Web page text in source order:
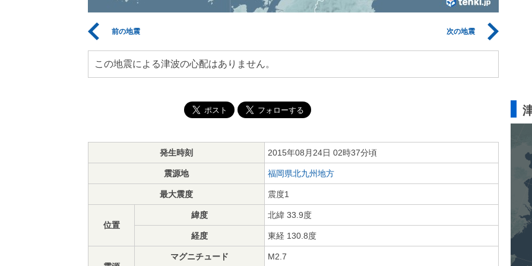
前の地震 次の地震
この地震による津波の心配はありません。
発生時刻 2015年08月24日 02時37分頃
震源地 福岡県北九州地方
最大震度 震度1
位置
緯度 北緯 33.9度
経度 東経 130.8度
マグニチュード M2.7